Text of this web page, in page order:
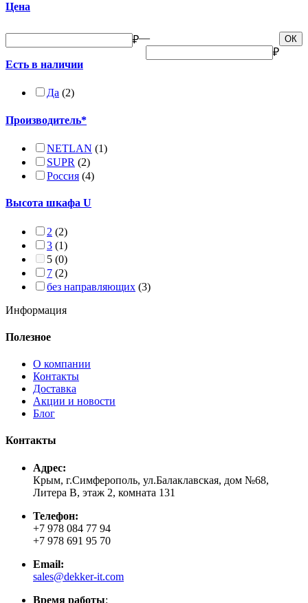
Цена
₽— ОК
₽
Есть в наличии
Да (2)
Производитель*
NETLAN (1)
SUPR (2)
Россия (4)
Высота шкафа U
2 (2)
3 (1)
5 (0)
7 (2)
без направляющих (3)
Информация
Полезное
О компании
Контакты
Доставка
Акции и новости
Блог
Контакты
Адрес:
Крым, г.Симферополь, ул.Балаклавская, дом №68,
Литера В, этаж 2, комната 131
Телефон:
+7 978 084 77 94
+7 978 691 95 70
Email:
sales@dekker-it.com
Время работы: